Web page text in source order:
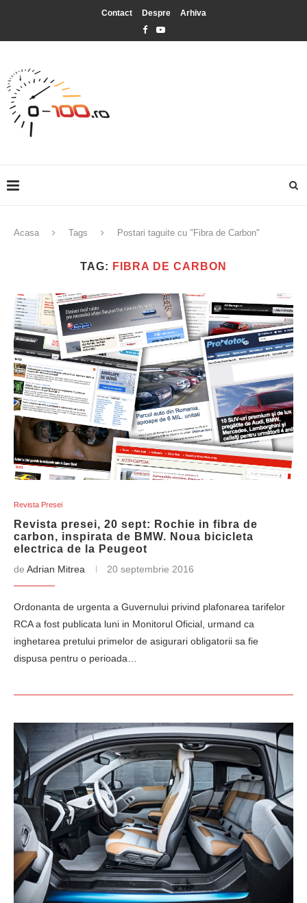
Contact Despre Arhiva
Acasa Tags Postari taguite cu "Fibra de Carbon"
TAG: FIBRA DE CARBON
Revista Presei
Revista presei, 20 sept: Rochie in fibra de
carbon, inspirata de BMW. Noua bicicleta
electrica de la Peugeot
de Adrian Mitrea 20 septembrie 2016
Ordonanta de urgenta a Guvernului privind plafonarea tarifelor
RCA a fost publicata luni in Monitorul Oficial, urmand ca
inghetarea pretului primelor de asigurari obligatorii sa fie
dispusa pentru o perioada…